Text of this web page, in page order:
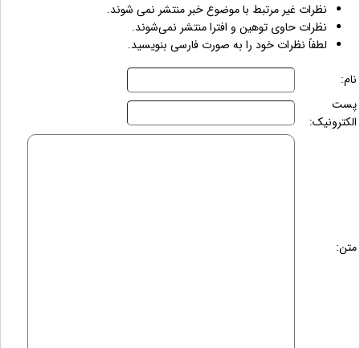
نظرات غیر مرتبط با موضوع خبر منتشر نمی شوند.
نظرات حاوی توهین و افترا منتشر نمی‌شوند.
لطفاً نظرات خود را به صورت فارسی بنویسید.
نام:
پست
الکترونیک:
متن: